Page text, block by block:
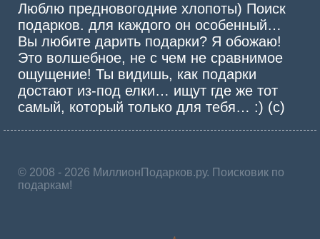
Люблю предновогодние хлопоты) Поиск
подарков. для каждого он особенный…
Вы любите дарить подарки? Я обожаю!
Это волшебное, не с чем не сравнимое
ощущение! Ты видишь, как подарки
достают из-под елки… ищут где же тот
самый, который только для тебя… :) (с)
© 2008 - 2026 МиллионПодарков.ру. Поисковик по
подаркам!